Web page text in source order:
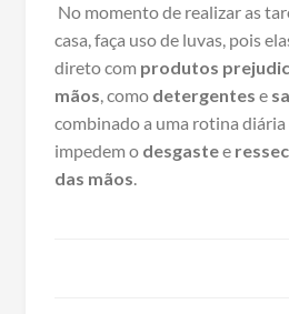
No momento de realizar as
casa, faça uso de luvas, pois
direto com produtos
mãos, como detergentes e
combinado a uma rotina diária
impedem o desgastee
das mãos.